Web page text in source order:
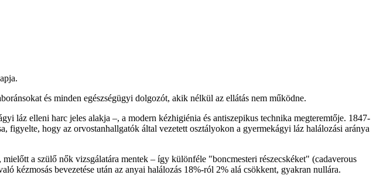
és minden egészségügyi dolgozót, akik nélkül az ellátás nem működne.
láz elleni harc jeles alakja –, a modern kézhigiénia és antiszepikus technika megteremtője. 1847-
hogy az orvostanhallgatók által vezetett osztályokon a gyermekágyi láz halálozási aránya
a szülő nők vizsgálatára mentek – így különféle "boncmesteri részecskéket" (cadaverous
kézmosás bevezetése után az anyai halálozás 18%-ról 2% alá csökkent, gyakran nullára.